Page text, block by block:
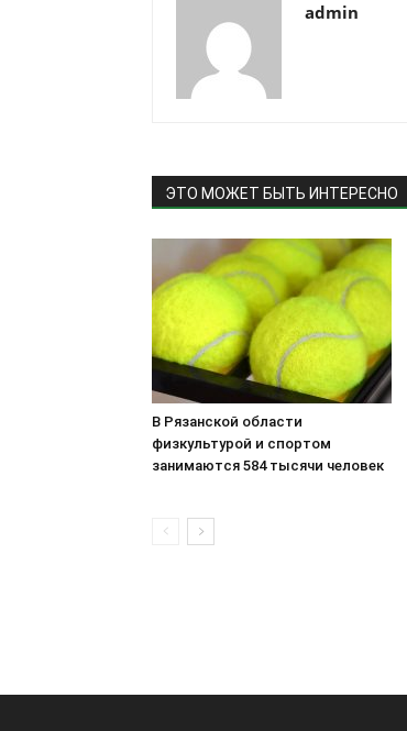
admin
ЭТО МОЖЕТ БЫТЬ ИНТЕРЕСНО
В Рязанской области
физкультурой и спортом
занимаются 584 тысячи человек